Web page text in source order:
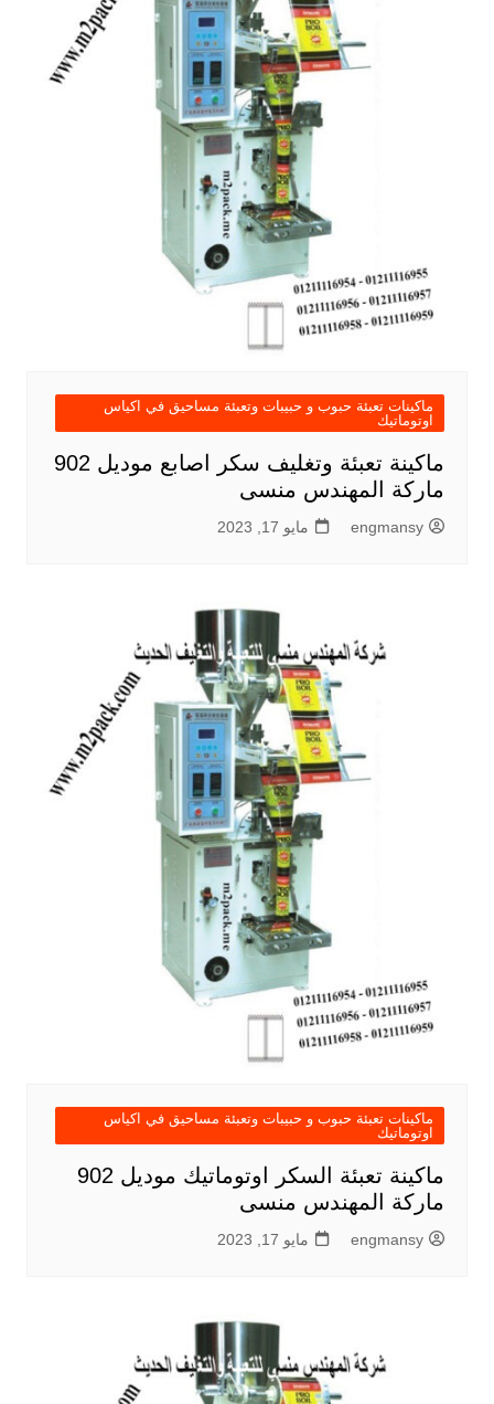
ماكينات تعبئة حبوب و حبيبات وتعبئة مساحيق في اكياس
اوتوماتيك
ماكينة تعبئة وتغليف سكر اصابع موديل 902
ماركة المهندس منسى
engmansy مايو 17, 2023
ماكينات تعبئة حبوب و حبيبات وتعبئة مساحيق في اكياس
اوتوماتيك
ماكينة تعبئة السكر اوتوماتيك موديل 902
ماركة المهندس منسى
engmansy مايو 17, 2023